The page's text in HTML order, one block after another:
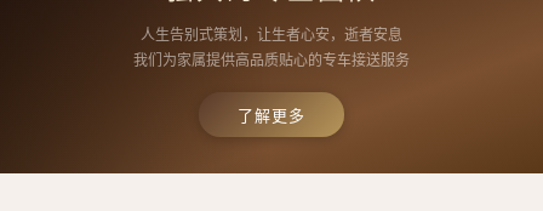
人生告别式策划，让生者心安，逝者安息
我们为家属提供高品质贴心的专车接送服务
了解更多